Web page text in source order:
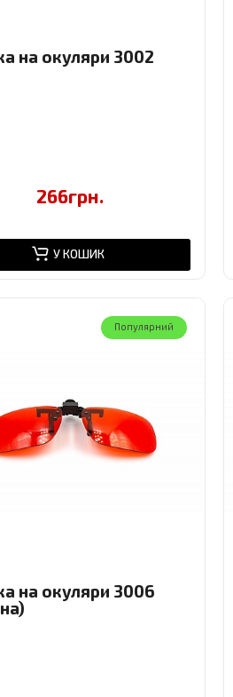
на окуляри 3002
266грн.
У КОШИК
Популярний
на окуляри 3006